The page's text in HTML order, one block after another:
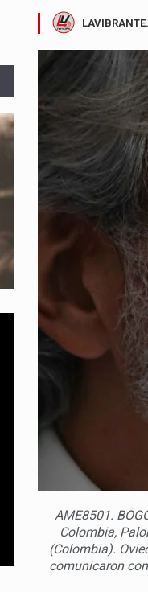
AME8501.
Colombia,
(Colombia).
comunicaron